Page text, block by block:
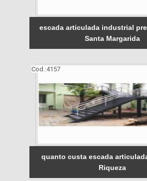
escada articulada industrial
Santa Margarida
Cod.:4157
quanto custa escada
Riqueza